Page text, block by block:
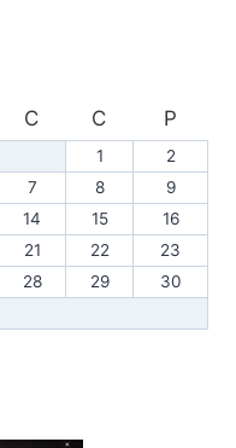
C C P
1
2
7 8
9
14 15
16
21 22
23
28 29
30